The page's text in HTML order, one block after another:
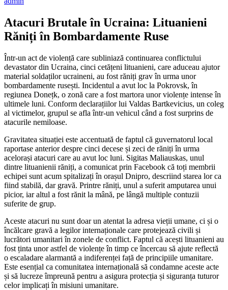
Atacuri Brutale în Ucraina: Lituanieni
Răniți în Bombardamente Ruse
Într-un act de violență care subliniază continuarea conflictului
devastator din Ucraina, cinci cetățeni lituanieni, care aduceau ajutor
material soldaților ucraineni, au fost răniți grav în urma unor
bombardamente rusești. Incidentul a avut loc la Pokrovsk, în
regiunea Donețk, o zonă care a fost martora unor violențe intense în
ultimele luni. Conform declarațiilor lui Valdas Bartkevicius, un coleg
al victimelor, grupul se afla într-un vehicul când a fost surprins de
atacurile nemiloase.
Gravitatea situației este accentuată de faptul că guvernatorul local
raportase anterior despre cinci decese și zeci de răniți în urma
acelorași atacuri care au avut loc luni. Sigitas Maliauskas, unul
dintre lituanienii răniți, a comunicat prin Facebook că toți membrii
echipei sunt acum spitalizați în orașul Dnipro, descriind starea lor ca
fiind stabilă, dar gravă. Printre răniți, unul a suferit amputarea unui
picior, iar altul a fost rănit la mână, pe lângă multiple contuzii
suferite de grup.
Aceste atacuri nu sunt doar un atentat la adresa vieții umane, ci și o
încălcare gravă a legilor internaționale care protejează civili și
lucrători umanitari în zonele de conflict. Faptul că acești lituanieni au
fost ținta unor astfel de violențe în timp ce încercau să ajute reflectă
o escaladare alarmantă a indiferenței față de principiile umanitare.
Este esențial ca comunitatea internațională să condamne aceste acte
și să lucreze împreună pentru a asigura protecția și siguranța tuturor
celor implicați în misiuni umanitare.